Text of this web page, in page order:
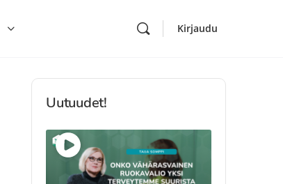
Kirjaudu
Uutuudet!